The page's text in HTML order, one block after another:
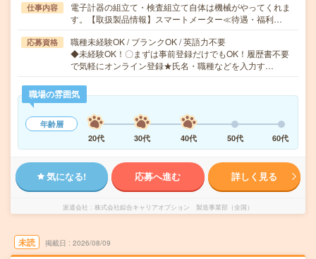
仕事内容
電子計器の組立て・検査組立て自体は機械がやってくれま
す。【取扱製品情報】スマートメーター≪待遇・福利…
応募資格
職種未経験OK / ブランクOK / 英語力不要
◆未経験OK！〇まずは事前登録だけでもOK！履歴書不要
で気軽にオンライン登録★氏名・職種などを入力す…
職場の雰囲気
年齢層
20代
30代 40代 50代 60代
気になる! 応募へ進む 詳しく見る
派遣会社 株式会社綜合キャリアオプション 製造事業部（全国）
未読 掲載日 2026/08/09